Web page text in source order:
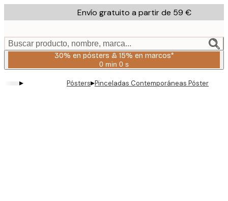
to
content.
Envío gratuito a partir de 59 €
Buscar producto, nombre, marca...
30% en pósters & 15% en marcos*
0 min 0 s
Válido
2026-
▸ Pósters▸Pinceladas Contemporáneas Póster